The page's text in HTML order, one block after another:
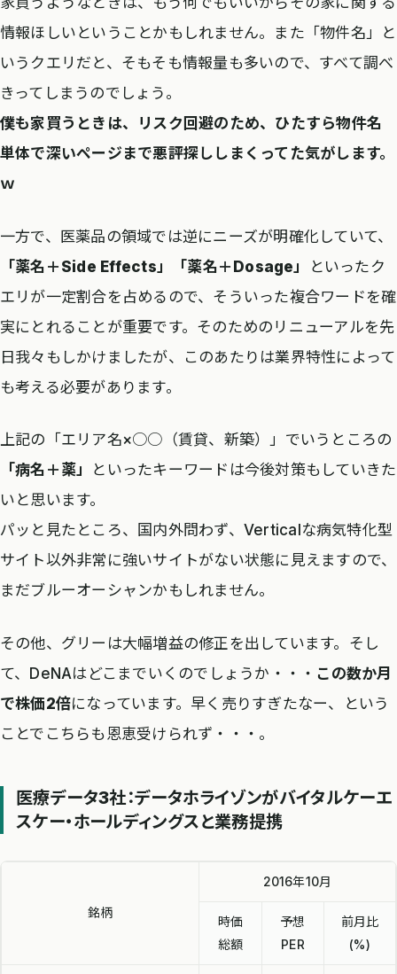
情報ほしいということかもしれません。また「物件名」と
いうクエリだと、そもそも情報量も多いので、すべて調べ
きってしまうのでしょう。
僕も家買うときは、リスク回避のため、ひたすら物件名
単体で深いページまで悪評探ししまくってた気がします。
ｗ
一方で、医薬品の領域では逆にニーズが明確化していて、
「薬名＋Side Effects」「薬名＋Dosage」
といったク
エリが一定割合を占めるので、そういった複合ワードを確
実にとれることが重要です。そのためのリニューアルを先
日我々もしかけましたが、このあたりは業界特性によって
も考える必要があります。
上記の「エリア名×○○（賃貸、新築）」でいうところの
「病名＋薬」
といったキーワードは今後対策もしていきた
いと思います。
パッと見たところ、国内外問わず、Verticalな病気特化型
サイト以外非常に強いサイトがない状態に見えますので、
まだブルーオーシャンかもしれません。
その他、グリーは大幅増益の修正を出しています。そし
て、DeNAはどこまでいくのでしょうか・・・ この数か月
で株価2倍になっています。早く売りすぎたなー、という
ことでこちらも恩恵受けられず・・・。
医療データ3社：データホライゾンがバイタルケーエ
スケー・ホールディングスと業務提携
銘柄
2016年10月
時価
総額
予想
PER
前月比
(%)